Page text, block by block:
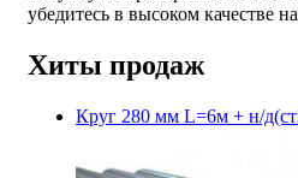
убедитесь в высоком качестве
Хиты продаж
Круг 280 мм L=6м + н/